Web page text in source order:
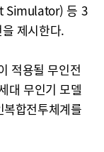
Simulator) 등 3
제시한다.
적용될 무인전
대 무인기 모델
복합전투체계를